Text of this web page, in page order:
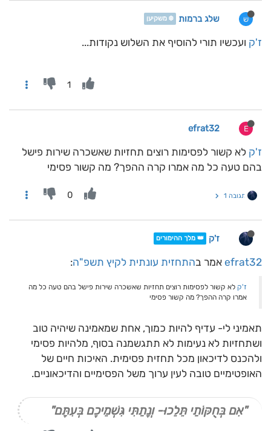
ש שלג ברמות ❄️ משקיען
ז'ק ועכשיו תורי להוסיף את השלוש נקודות...
1
E
efrat32
ז'ק לא קשור לפסימות רוצים תחזיות שאשכרה שירות פישל
בהם טעה כל מה אמרו קרה ההפך? מה קשור פסימי
תגובה 1 0
ז'ק 👑 מלך ההימורים
efrat32 אמר בהתחזית עונתית לקיץ תשפ"ה:
ז'ק לא קשור לפסימות רוצים תחזיות שאשכרה שירות פישל בהם טעה כל מה
אמרו קרה ההפך? מה קשור פסימי
תאמיני לי- עדיף להיות כמוך, אחת שמאמינה שיהיה טוב
ושתחזיות לא נעימות לא תתגשמנה בסוף, מלהיות פסימי
ולהכנס לדיכאון מכל תחזית פסימית. האיכות חיים של
האופטימיים טובה לעין ערוך משל הפסימיים והדיכאוניים.
"אִם בְּחֻקּוֹתַי תֵּלֵכוּ- וְנָתַתִּי גִּשְׁמֵיכֶם בְּעִתָּם"